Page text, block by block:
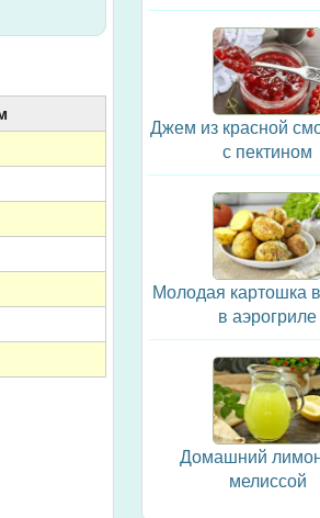
Джем из красной
с пектином
Молодая картошка
в аэрогриле
Домашний
мелиссой